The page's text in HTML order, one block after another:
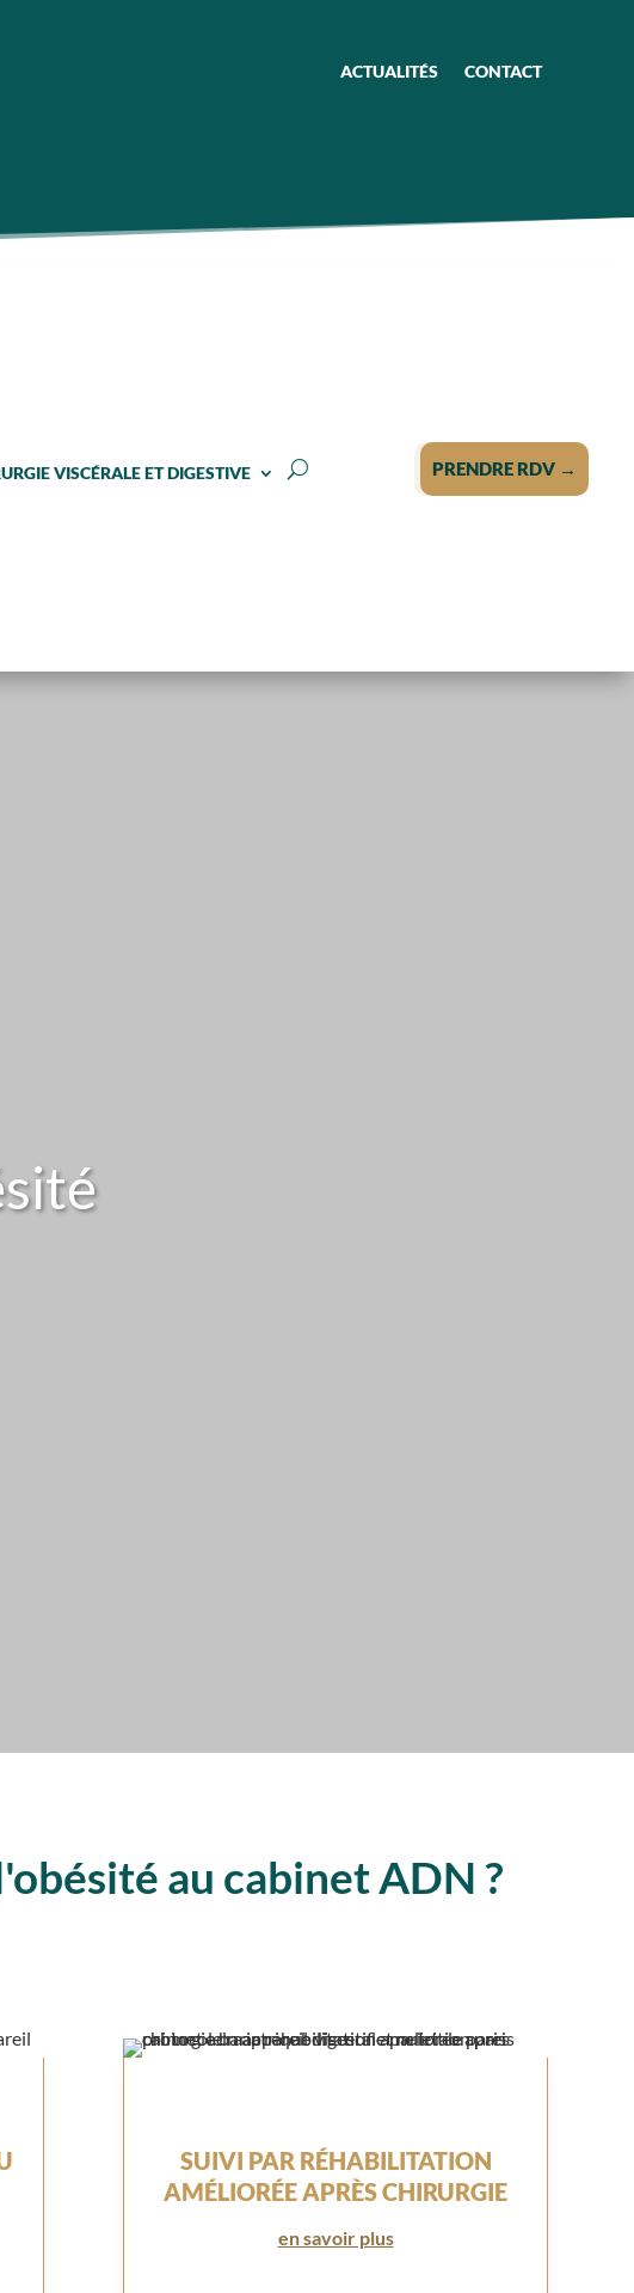
ACTUALITÉS CONTACT
VISCÉRALE ET DIGESTIVE PRENDRE RDV →
au cabinet ADN ?
SUIVI PAR RÉHABILITATION
AMÉLIORÉE APRÈS CHIRURGIE
en savoir plus